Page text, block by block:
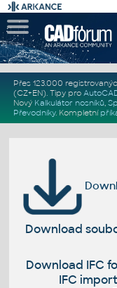
Přes 123.000
(CZ+EN). Tipy pro
Nový Kalkulátor nosníků,
Převodníky. Kompletní
Download
Download IFC
IFC